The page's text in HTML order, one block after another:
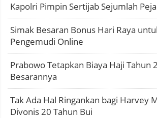
Kapolri Pimpin Sertijab Sejumlah
Simak Besaran Bonus Hari Raya
Pengemudi Online
Prabowo Tetapkan Biaya Haji Tahun
Besarannya
Tak Ada Hal Ringankan bagi Harvey
Divonis 20 Tahun Bui